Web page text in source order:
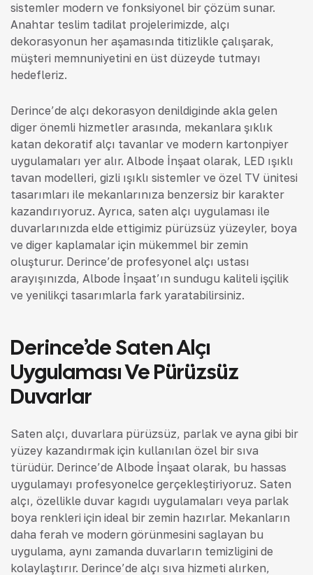
sistemler modern ve fonksiyonel bir çözüm sunar.
Anahtar teslim tadilat projelerimizde, alçı
dekorasyonun her aşamasında titizlikle çalışarak,
müşteri memnuniyetini en üst düzeyde tutmayı
hedefleriz.
Derince’de alçı dekorasyon denildiğinde akla gelen
diğer önemli hizmetler arasında, mekanlara şıklık
katan dekoratif alçı tavanlar ve modern kartonpiyer
uygulamaları yer alır. Albode İnşaat olarak, LED ışıklı
tavan modelleri, gizli ışıklı sistemler ve özel TV ünitesi
tasarımları ile mekanlarınıza benzersiz bir karakter
kazandırıyoruz. Ayrıca, saten alçı uygulaması ile
duvarlarınızda elde ettiğimiz pürüzsüz yüzeyler, boya
ve diğer kaplamalar için mükemmel bir zemin
oluşturur. Derince’de profesyonel alçı ustası
arayışınızda, Albode İnşaat’ın sunduğu kaliteli işçilik
ve yenilikçi tasarımlarla fark yaratabilirsiniz.
Derince’de Saten Alçı
Uygulaması Ve Pürüzsüz
Duvarlar
Saten alçı, duvarlara pürüzsüz, parlak ve ayna gibi bir
yüzey kazandırmak için kullanılan özel bir sıva
türüdür. Derince’de Albode İnşaat olarak, bu hassas
uygulamayı profesyonelce gerçekleştiriyoruz. Saten
alçı, özellikle duvar kağıdı uygulamaları veya parlak
boya renkleri için ideal bir zemin hazırlar. Mekanların
daha ferah ve modern görünmesini sağlayan bu
uygulama, aynı zamanda duvarların temizliğini de
kolaylaştırır. Derince’de alçı sıva hizmeti alırken,